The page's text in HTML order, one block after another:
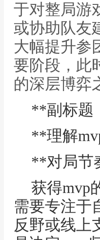
于对整局游
或协助队友
大幅提升参
要阶段，此
的深层博弈
**副标题
**理解
**对局节
获得mvp
需要专注于
反野或线上